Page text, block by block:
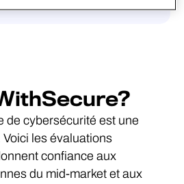
de cybersécurité est une
les évaluations
confiance aux
du mid-market et aux